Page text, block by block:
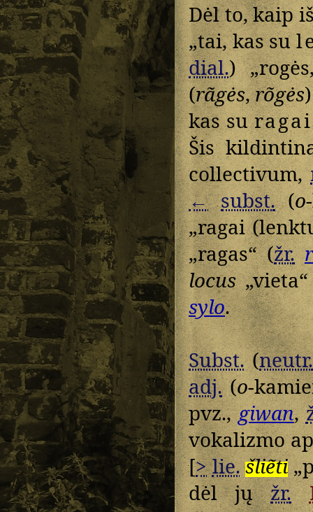
Dėl to, kaip
„tai, kas su
dial.)
(rãgės,rõgės
kas su
Šis
collectivum,
← subst.(o
„ragai
„ragas“ (žr.
locus
sylo.
Subst.(neutr.
adj.(o-
pvz.,giwan,
vokalizmo
[> lie. šliẽti
dėl jųžr.